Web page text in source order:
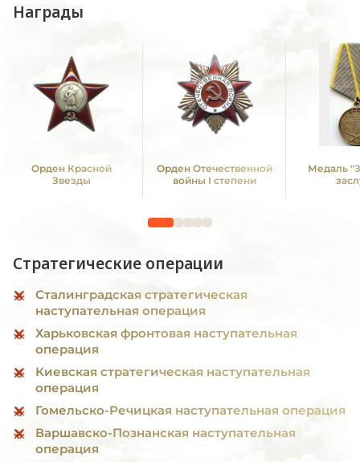
Награды
Орден Красной
Звезды
Орден Отечественной
войны I степени
Медаль
Стратегические операции
Сталинградская стратегическая
наступательная операция
Харьковская фронтовая наступательная
операция
Киевская стратегическая наступательная
операция
Гомельско-Речицкая наступательная операция
Варшавско-Познанская наступательная
операция